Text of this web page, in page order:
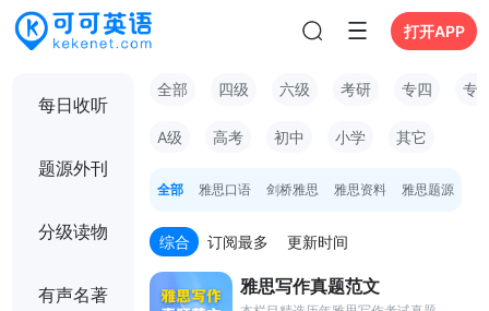
打开APP
每日收听
题源外刊
分级读物
有声名著
全部 四级 六级 考研 专四 专
A级 高考 初中 小学 其它
全部 雅思口语 剑桥雅思 雅思资料 雅思题源
综合 订阅最多 更新时间
雅思写作真题范文